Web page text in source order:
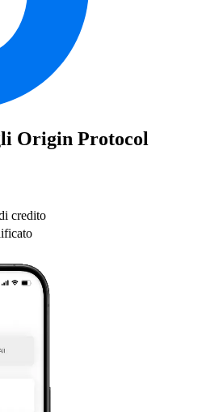
Origin Protocol
credito